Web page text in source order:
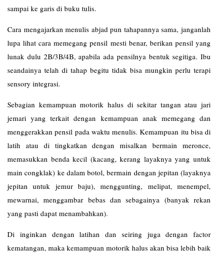
sampai ke garis di buku tulis.
Cara mengajarkan menulis abjad pun tahapannya sama, janganlah
lupa lihat cara memegang pensil mesti benar, berikan pensil yang
lunak dulu 2B/3B/4B, apabila ada pensilnya bentuk segitiga. Ibu
seandainya telah di tahap begitu tidak bisa mungkin perlu terapi
sensory integrasi.
Sebagian kemampuan motorik halus di sekitar tangan atau jari
jemari yang terkait dengan kemampuan anak memegang dan
menggerakkan pensil pada waktu menulis. Kemampuan itu bisa di
latih atau di tingkatkan dengan misalkan bermain meronce,
memasukkan benda kecil (kacang, kerang layaknya yang untuk
main congklak) ke dalam botol, bermain dengan jepitan (layaknya
jepitan untuk jemur baju), menggunting, melipat, menempel,
mewarnai, menggambar bebas dan sebagainya (banyak rekan
yang pasti dapat menambahkan).
Di inginkan dengan latihan dan seiring juga dengan factor
kematangan, maka kemampuan motorik halus akan bisa lebih baik